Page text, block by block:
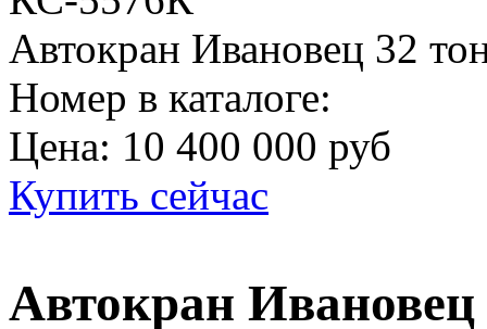
Автокран Ивановец 32
Номер в каталоге:
Цена: 10 400 000 руб
Купить сейчас
Автокран